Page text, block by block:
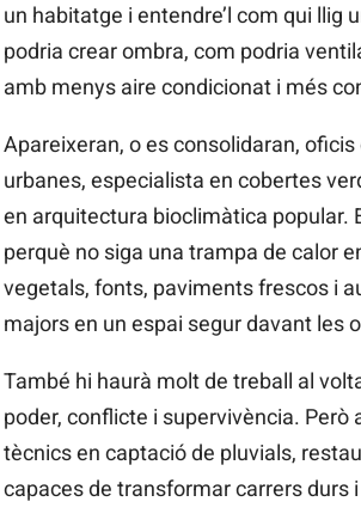
un habitatge i entendre’l com qui llig
podria crear ombra, com podria
amb menys aire condicionat i més
Apareixeran, o es consolidaran,
urbanes, especialista en cobertes
en arquitectura bioclimàtica popular.
perquè no siga una trampa de calor
vegetals, fonts, paviments frescos i
majors en un espai segur davant les
També hi haurà molt de treball al
poder, conflicte i supervivència.
tècnics en captació de pluvials,
capaces de transformar carrers durs